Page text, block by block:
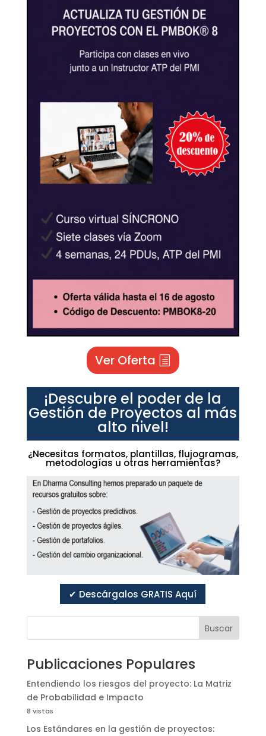
Ver Oferta
¡Descubre el poder de la
Gestión de Proyectos al más
alto nivel!
¿Necesitas formatos, plantillas, flujogramas,
metodologías u otras herramientas?
✔ Descárgalos GRATIS Aquí
Buscar
Publicaciones Populares
Entendiendo los riesgos del proyecto: La Matriz
de Probabilidad e Impacto
8 vistas
Los Estándares en la gestión de proyectos: